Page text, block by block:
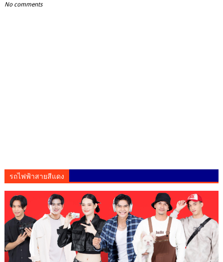
No comments
รถไฟฟ้าสายสีแดง